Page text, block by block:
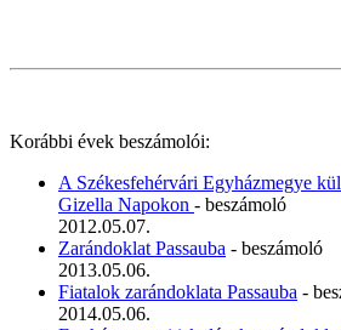
Korábbi évek beszámolói:
A Székesfehérvári Egyházmegye
Gizella Napokon - beszámoló
2012.05.07.
Zarándoklat Passauba - beszámoló
2013.05.06.
Fiatalok zarándoklata Passauba -
2014.05.06.